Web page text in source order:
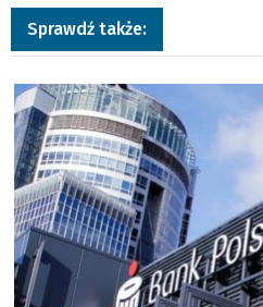
Sprawdź także:
a